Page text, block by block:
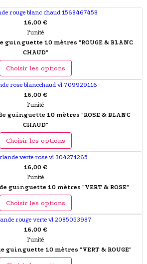
16,00 €
l'unité
10 mètres "ROUGE & BLANC
CHAUD"
Choisir les options
16,00 €
l'unité
guinguette 10 mètres "ROSE & BLANC
CHAUD"
Choisir les options
16,00 €
l'unité
guinguette 10 mètres "VERT & ROSE"
Choisir les options
16,00 €
l'unité
10 mètres "VERT & ROUGE"